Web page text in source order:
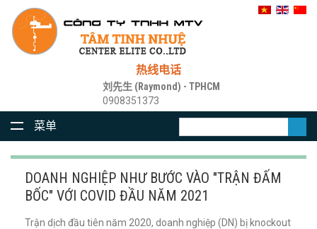
热线电话
刘先生 (Raymond) - TPHCM
0908351373
菜单
DOANH NGHIỆP NHƯ BƯỚC VÀO "TRẬN ĐẤM
BỐC" VỚI COVID ĐẦU NĂM 2021
Trận dịch đầu tiên năm 2020, doanh nghiệp (DN) bị knockout